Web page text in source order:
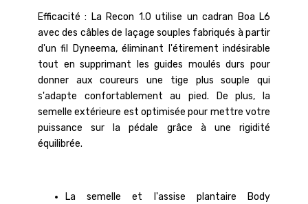
Efficacité : La Recon 1.0 utilise un cadran Boa L6
avec des câbles de laçage souples fabriqués à partir
d'un fil Dyneema, éliminant l'étirement indésirable
tout en supprimant les guides moulés durs pour
donner aux coureurs une tige plus souple qui
s'adapte confortablement au pied. De plus, la
semelle extérieure est optimisée pour mettre votre
puissance sur la pédale grâce à une rigidité
équilibrée.
La semelle et l'assise plantaire Body